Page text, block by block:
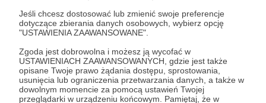
Jeśli chcesz dostosować lub zmienić swoje preferencje
dotyczące zbierania danych osobowych, wybierz opcję
"USTAWIENIA ZAAWANSOWANE".
Zgoda jest dobrowolna i możesz ją wycofać w
USTAWIENIACH ZAAWANSOWANYCH, gdzie jest także
opisane Twoje prawo żądania dostępu, sprostowania,
usunięcia lub ograniczenia przetwarzania danych, a także w
dowolnym momencie za pomocą ustawień Twojej
przeglądarki w urządzeniu końcowym. Pamiętaj, że w
Dołącz do grona Patronów!
Wesprzyj działalność AutoraKsiądz z osiedla